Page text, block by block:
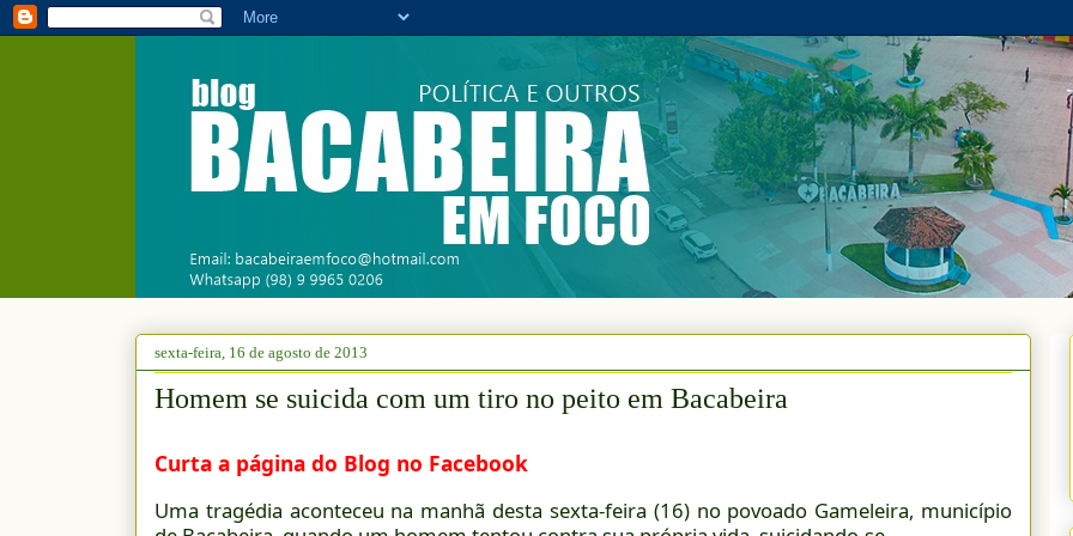
sexta-feira, 16 de agosto de 2013
Homem se suicida com um tiro no peito em Bacabeira
Curta a página do Blog no Facebook
Uma tragédia aconteceu na manhã desta sexta-feira (16) no povoado Gameleira, município